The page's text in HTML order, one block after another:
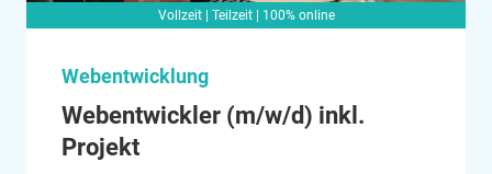
Vollzeit | Teilzeit | 100% online
Webentwicklung
Webentwickler (m/w/d) inkl.
Projekt